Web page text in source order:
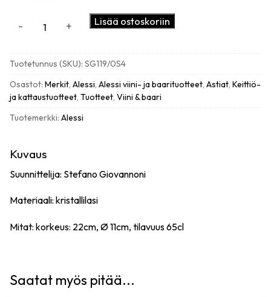
punaviinilasit
(4
kpl)
määrä
- + Lisää ostoskoriin
Tuotetunnus (SKU): SG119/0S4
Osastot: Merkit, Alessi, Alessi viini- ja baarituotteet, Astiat, Keittiö-
ja kattaustuotteet, Tuotteet, Viini & baari
Tuotemerkki: Alessi
Kuvaus
Suunnittelija: Stefano Giovannoni
Materiaali: kristallilasi
Mitat: korkeus: 22cm, Ø11cm, tilavuus 65cl
Saatat myös pitää...